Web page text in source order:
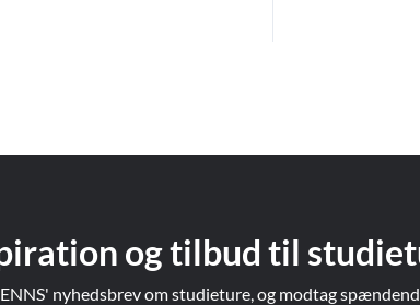
og tilbud til
nyhedsbrev om studieture, og modtag